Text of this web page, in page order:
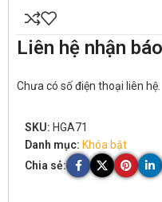
Liên hệ nhận
Chưa có số điện thoại liên hệ.
SKU: HGA71
Danh mục: Khóa bật
Chia sẻ: